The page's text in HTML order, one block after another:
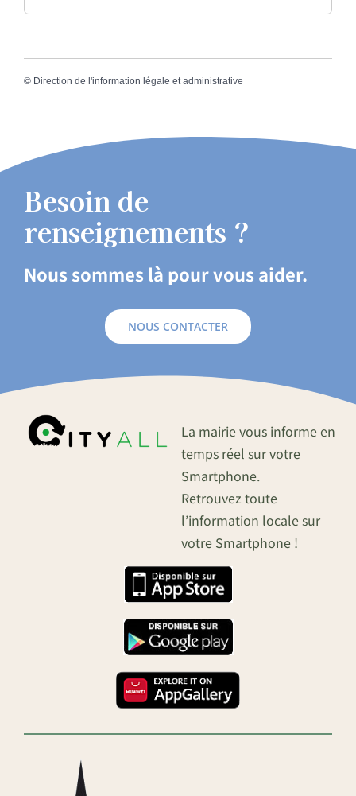
© Direction de l'information légale et administrative
Besoin de
renseignements ?
Nous sommes là pour vous aider.
NOUS CONTACTER
La mairie vous informe en
temps réel sur votre
Smartphone.
Retrouvez toute
l’information locale sur
votre Smartphone !